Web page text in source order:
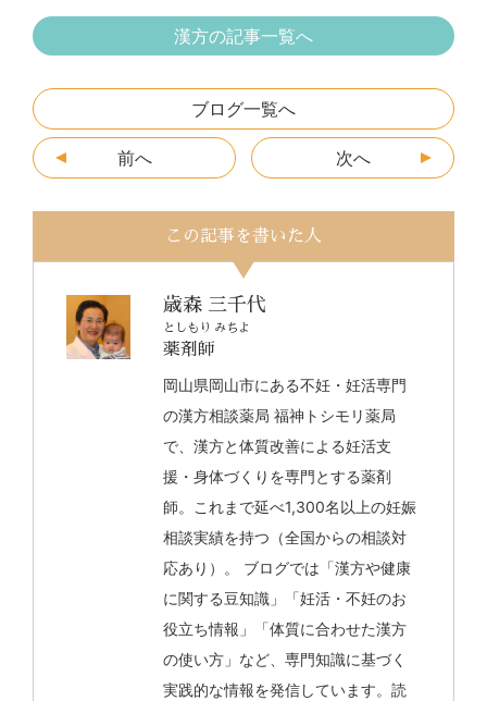
漢方の記事一覧へ
ブログ一覧へ
前へ 次へ
この記事を書いた人
歳森 三千代
としもり みちよ
薬剤師
岡山県岡山市にある不妊・妊活専門
の漢方相談薬局 福神トシモリ薬局
で、漢方と体質改善による妊活支
援・身体づくりを専門とする薬剤
師。これまで延べ1,300名以上の妊娠
相談実績を持つ（全国からの相談対
応あり）。 ブログでは「漢方や健康
に関する豆知識」「妊活・不妊のお
役立ち情報」「体質に合わせた漢方
の使い方」など、専門知識に基づく
実践的な情報を発信しています。読